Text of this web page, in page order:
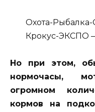
Охота-
Крокус-ЭКСПО
Но при этом,
нормочасы,
огромном
кормов на